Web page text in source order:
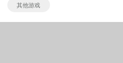
其他游戏